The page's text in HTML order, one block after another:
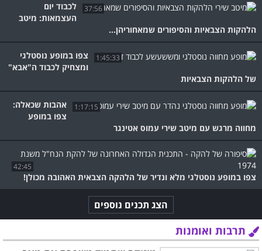
37:56
לכבוד יום
העצמאות: מיטב
הלהקות הצבאיות והסיפורים שמאחוריהן...
1:45:33
צפו במופע נוסטלגי
ומצחיק לכבוד ה"אבא"
של הלהקות הצבאיות
1:17:15
אהבות שכאלה:
צפו במופע
מחווה מרגש עם מיטב שירי עמוס אטינגר
42:45
צפו במופע נוסטלגי מלא ונדיר של הלהקה הצבאית האהובה מכולן!
הצג תכנים נוספים
תרבות ואומנות